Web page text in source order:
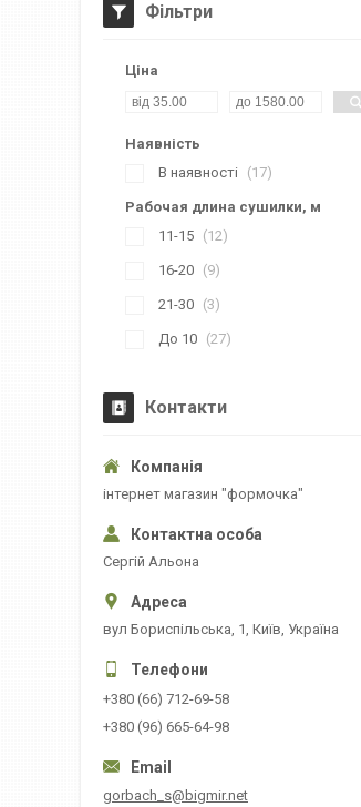
0503М
Фільтри
Ціна
Наявність
В наявності
17
Рабочая длина сушилки, м
11-15
12
16-20 9
21-30 3
До 10 27
Контакти
інтернет магазин "формочка"
Сергій Альона
вул Бориспільська, 1, Київ, Україна
+380 (66) 712-69-58
+380 (96) 665-64-98
gorbach_s@bigmir.net